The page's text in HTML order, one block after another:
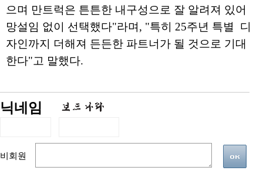
으며 만트럭은 튼튼한 내구성으로 잘 알려져 있어
망설임 없이 선택했다"라며, "특히 25주년 특별 디
자인까지 더해져 든든한 파트너가 될 것으로 기대
한다"고 말했다.
닉네임
비회원